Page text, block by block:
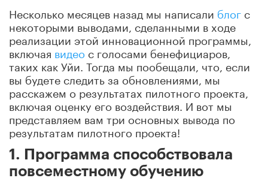
Несколько месяцев назад мы написали блог с
некоторыми выводами, сделанными в ходе
реализации этой инновационной программы,
включая видео с голосами бенефициаров,
таких как Уйи. Тогда мы пообещали, что, если
вы будете следить за обновлениями, мы
расскажем о результатах пилотного проекта,
включая оценку его воздействия. И вот мы
представляем вам три основных вывода по
результатам пилотного проекта!
1. Программа способствовала
повсеместному обучению